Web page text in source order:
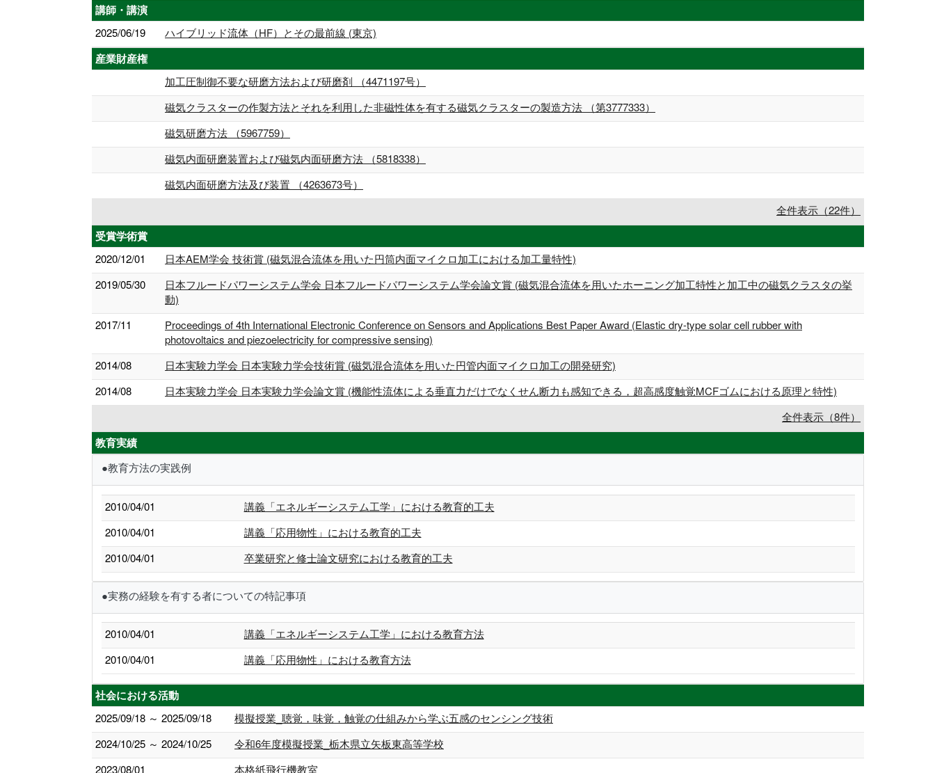
講師・講演
2025/06/19 ハイブリッド流体（HF）とその最前線 (東京)
産業財産権
加工圧制御不要な研磨方法および研磨剤 （4471197号）
磁気クラスターの作製方法とそれを利用した非磁性体を有する磁気クラスターの製造方法 （第3777333）
磁気研磨方法 （5967759）
磁気内面研磨装置および磁気内面研磨方法 （5818338）
磁気内面研磨方法及び装置 （4263673号）
全件表示（22件）
受賞学術賞
2020/12/01
日本AEM学会 技術賞 (磁気混合流体を用いた円筒内面マイクロ加工における加工量特性)
2019/05/30
日本フルードパワーシステム学会 日本フルードパワーシステム学会論文賞 (磁気混合流体を用いたホーニング加工特性と加工中の磁気クラスタの挙
動)
2017/11
Proceedings of 4th International Electronic Conference on Sensors and Applications Best Paper Award (Elastic dry-type solar cell rubber with
photovoltaics and piezoelectricity for compressive sensing)
2014/08
日本実験力学会 日本実験力学会技術賞 (磁気混合流体を用いた円管内面マイクロ加工の開発研究)
2014/08
日本実験力学会 日本実験力学会論文賞 (機能性流体による垂直力だけでなくせん断力も感知できる，超高感度触覚MCFゴムにおける原理と特性)
全件表示（8件）
教育実績
●教育方法の実践例
2010/04/01
講義「エネルギーシステム工学」における教育的工夫
2010/04/01
講義「応用物性」における教育的工夫
2010/04/01
卒業研究と修士論文研究における教育的工夫
●実務の経験を有する者についての特記事項
2010/04/01
講義「エネルギーシステム工学」における教育方法
2010/04/01
講義「応用物性」における教育方法
社会における活動
2025/09/18 ～ 2025/09/18
模擬授業_聴覚，味覚，触覚の仕組みから学ぶ五感のセンシング技術
2024/10/25 ～ 2024/10/25
令和6年度模擬授業_栃木県立矢板東高等学校
2023/08/01
本格紙飛行機教室